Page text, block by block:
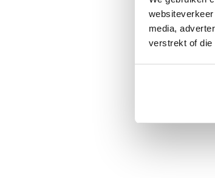
media,
verstrekt of die